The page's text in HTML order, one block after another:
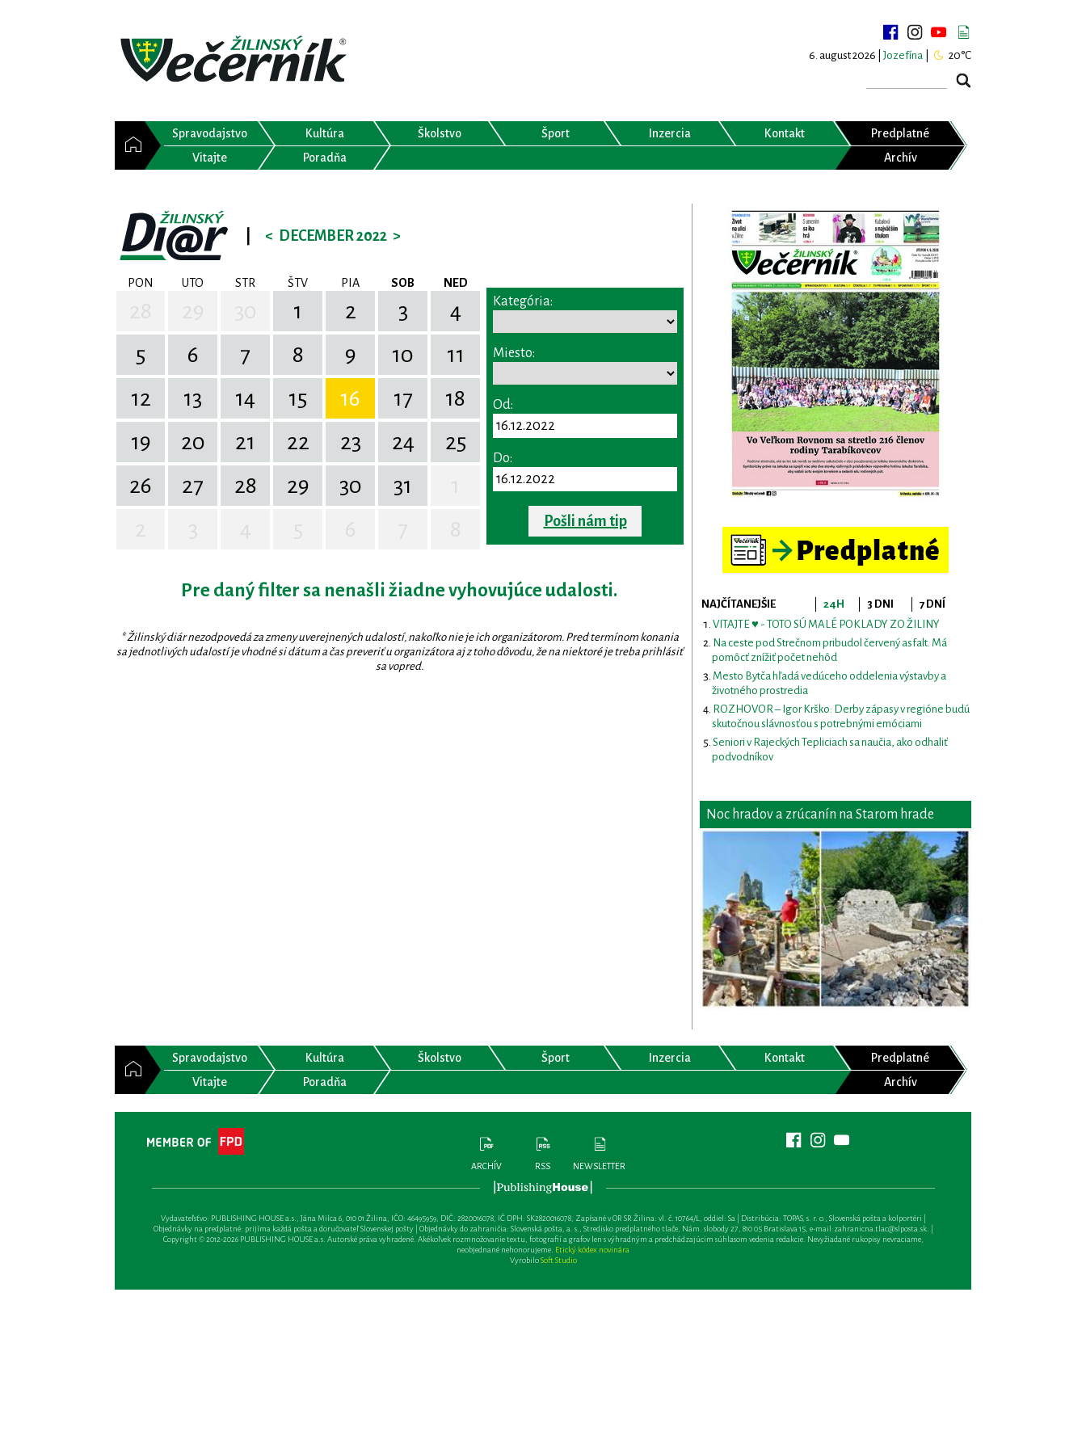
6. august 2026 | Jozefína 20°C
Spravodajstvo Kultúra Školstvo Šport Inzercia Kontakt
Predplatné
Vitajte
Poradňa Archív
< DECEMBER 2022 >
PON UTO STR ŠTV PIA SOB NED
1 2 3
4
5
6 7 8 9 10
11
12
13 14 15 16 17
18
19
20 21 22 23 24
25
26
27 28 29 30 31
Kategória:
Miesto:
Od:
Do:
Pošli nám tip
Pre daný filter sa nenašli žiadne vyhovujúce udalosti.
* Žilinský diár nezodpovedá za zmeny uverejnených udalostí, nakoľko nie je ich organizátorom. Pred termínom konania
sa jednotlivých udalostí je vhodné si dátum a čas preveriť u organizátora aj z toho dôvodu, že na niektoré je treba prihlásiť
sa vopred.
NAJČÍTANEJŠIE 24H 3 DNI
7 DNÍ
VITAJTE ♥ - TOTO SÚ MALÉ POKLADY ZO ŽILINY
Na ceste pod Strečnom pribudol červený asfalt. Má
pomôcť znížiť počet nehôd
Mesto Bytča hľadá vedúceho oddelenia výstavby a
životného prostredia
ROZHOVOR – Igor Krško: Derby zápasy v regióne budú
skutočnou slávnosťou s potrebnými emóciami
Seniori v Rajeckých Tepliciach sa naučia, ako odhaliť
podvodníkov
Noc hradov a zrúcanín na Starom hrade
Spravodajstvo Kultúra Školstvo Šport Inzercia Kontakt
Predplatné
Vitajte
Poradňa Archív
ARCHÍV RSS NEWSLETTER
Vydavateľsťvo: PUBLISHING HOUSE a.s., Jána Milca 6, 010 01 Žilina, IČO: 46495959, DIČ: 2820016078, IČ DPH: SK2820016078, Zapísané v OR SR Žilina: vl. č. 10764/L, oddiel: Sa | Distribúcia: TOPAS, s. r. o., Slovenská pošta a kolportéri |
Objednávky na predplatné: prijíma každá pošta a doručovateľ Slovenskej pošty | Objednávky do zahraničia: Slovenská pošta, a. s., Stredisko predplatného tlače, Nám. slobody 27, 810 05 Bratislava 15, e-mail:zahranicna.tlac@slposta.sk. |
Copyright © 2012-2026 PUBLISHING HOUSE a.s. Autorské práva vyhradené. Akékoľvek rozmnožovanie textu, fotografií a grafov len s výhradným a predchádzajúcim súhlasom vedenia redakcie. Nevyžiadané rukopisy nevraciame,
neobjednané nehonorujeme. Etický kódex novinára
VyrobiloSoft Studio